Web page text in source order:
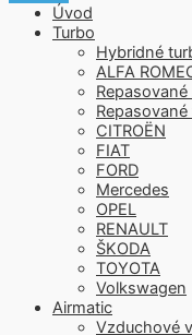
Úvod
Turbo
Hybridné
ALFA
CITROËN
FIAT
FORD
Mercedes
OPEL
RENAULT
ŠKODA
TOYOTA
Volkswagen
Airmatic
Vzduchové